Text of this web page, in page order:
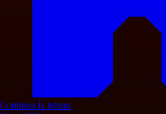
Continua la lettura